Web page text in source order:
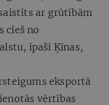
ar grūtībām
cieš no
īpaši Ķīnas,
eksportā
vērtības